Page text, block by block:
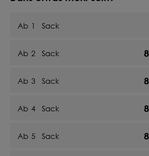
Ab 1 Sack
Ab 2 Sack
Ab 3 Sack
Ab 4 Sack
Ab 5 Sack